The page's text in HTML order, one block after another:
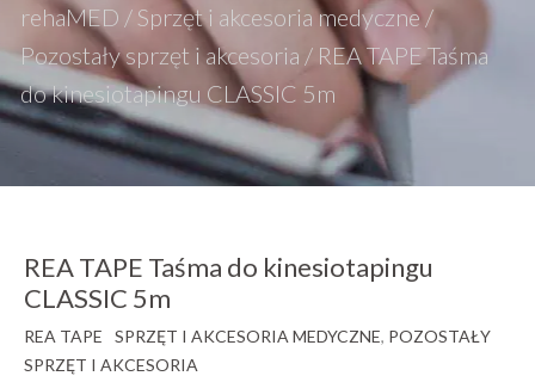
rehaMED / Sprzęt i akcesoria medyczne /
Pozostały sprzęt i akcesoria / REA TAPE Taśma
do kinesiotapingu CLASSIC 5m
REA TAPE Taśma do kinesiotapingu
CLASSIC 5m
REA TAPE SPRZĘT I AKCESORIA MEDYCZNE, POZOSTAŁY
SPRZĘT I AKCESORIA